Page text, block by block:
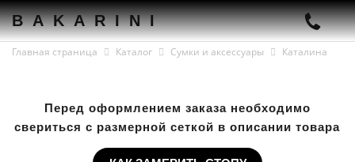
BAKARINI
Главная страница Каталог Сумки и аксессуары Каталина
Перед оформлением заказа необходимо
свериться с размерной сеткой в описании товара